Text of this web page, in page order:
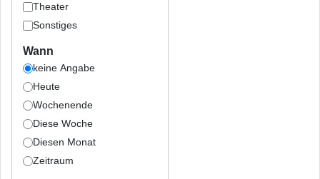
Theater
Sonstiges
Wann
keine Angabe
Heute
Wochenende
Diese Woche
Diesen Monat
Zeitraum